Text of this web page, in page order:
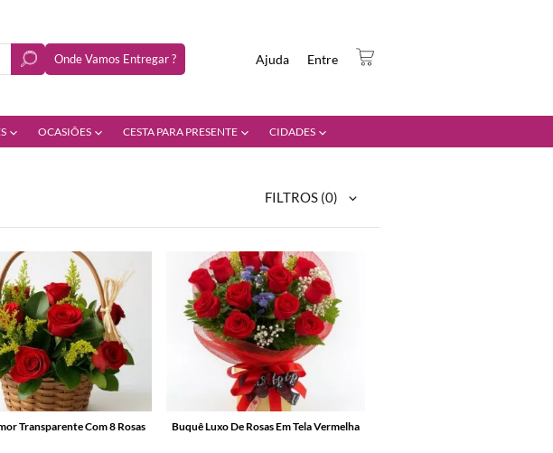
Onde Vamos Entregar ? Entre
Ajuda
OCASIÕES CESTA PARA PRESENTE CIDADES
FILTROS (0)
Transparente Com 8 Rosas Buquê Luxo De Rosas Em Tela Vermelha